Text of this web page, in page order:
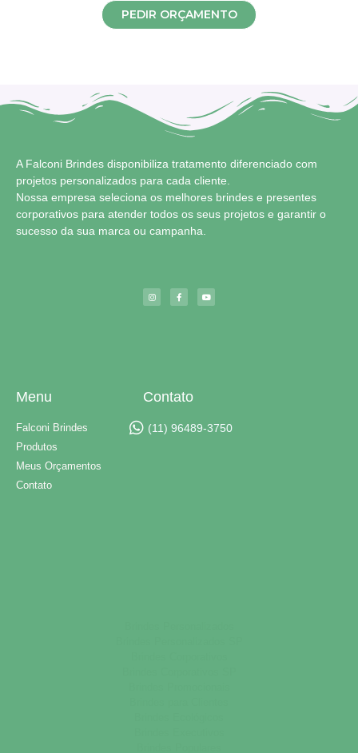
PEDIR ORÇAMENTO
A Falconi Brindes disponibiliza tratamento diferenciado com
projetos personalizados para cada cliente.
Nossa empresa seleciona os melhores brindes e presentes
corporativos para atender todos os seus projetos e garantir o
sucesso da sua marca ou campanha.
Menu
Falconi Brindes
Produtos
Meus Orçamentos
Contato
Contato
(11) 96489-3750